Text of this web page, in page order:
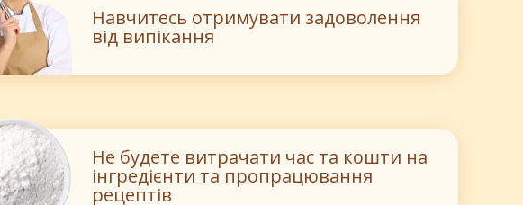
Не будете витрачати час та кошти на
інгредієнти та пропрацювання
рецептів
Навчитесь отримувати задоволення
від випікання